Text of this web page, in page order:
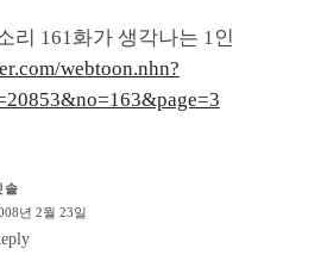
리 161화가 생각나는 1인
webtoon.nhn?
솔
년 2월 23일